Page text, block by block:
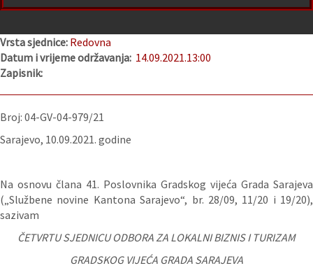
Vrsta sjednice: Redovna
Datum i vrijeme održavanja: 14.09.2021.13:00
Zapisnik:
Broj: 04-GV-04-979/21
Sarajevo, 10.09.2021. godine
Na osnovu člana 41. Poslovnika Gradskog vijeća Grada Sarajeva
(„Službene novine Kantona Sarajevo“, br. 28/09, 11/20 i 19/20),
sazivam
ČETVRTU SJEDNICU ODBORA ZA LOKALNI BIZNIS I TURIZAM
GRADSKOG VIJEĆA GRADA SARAJEVA